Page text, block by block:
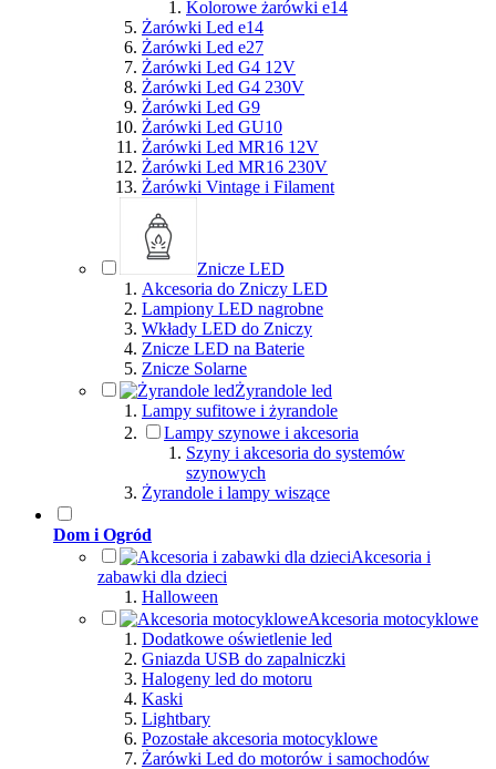
Kolorowe żarówki e14
Żarówki Led e14
Żarówki Led e27
Żarówki Led G4 12V
Żarówki Led G4 230V
Żarówki Led G9
Żarówki Led GU10
Żarówki Led MR16 12V
Żarówki Led MR16 230V
Żarówki Vintage i Filament
Znicze LED
Akcesoria do Zniczy LED
Lampiony LED nagrobne
Wkłady LED do Zniczy
Znicze LED na Baterie
Znicze Solarne
Żyrandole led
Lampy sufitowe i żyrandole
Lampy szynowe i akcesoria
Szyny i akcesoria do systemów
szynowych
Żyrandole i lampy wiszące
Dom i Ogród
Akcesoria i
zabawki dla dzieci
Halloween
Akcesoria motocyklowe
Dodatkowe oświetlenie led
Gniazda USB do zapalniczki
Halogeny led do motoru
Kaski
Lightbary
Pozostałe akcesoria motocyklowe
Żarówki Led do motorów i samochodów